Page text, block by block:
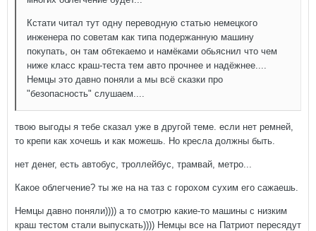
Кстати читал тут одну переводную статью немецкого
инженера по советам как типа подержанную машину
покупать, он там обтекаемо и намёками обьяснил что чем
ниже класс краш-теста тем авто прочнее и надёжнее....
Немцы это давно поняли а мы всё сказки про
"безопасность" слушаем....
твою выгоды я тебе сказал уже в другой теме. если нет ремней,
то крепи как хочешь и как можешь. Но кресла должны быть.
нет денег, есть автобус, троллейбус, трамвай, метро...
Какое облегчение? ты же на на таз с горохом сухим его сажаешь.
Немцы давно поняли)))) а то смотрю какие-то машины с низким
краш тестом стали выпускать)))) Немцы все на Патриот пересядут